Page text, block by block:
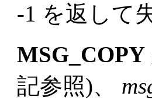
-1 を返して
MSG_COPY
記参照)、